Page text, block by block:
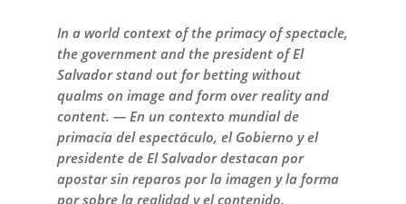
In a world context of the primacy of spectacle,
the government and the president of El
Salvador stand out for betting without
qualms on image and form over reality and
content. — En un contexto mundial de
primacía del espectáculo, el Gobierno y el
presidente de El Salvador destacan por
apostar sin reparos por la imagen y la forma
por sobre la realidad y el contenido.